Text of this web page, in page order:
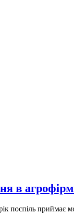
в
поспіль приймає